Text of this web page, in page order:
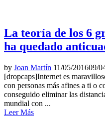
La teoría de los 6
ha quedado
by Joan Martín 11/05/201609/
[dropcaps]Internet es
con personas más afines a ti o
conseguido eliminar las
mundial con ...
Leer Más